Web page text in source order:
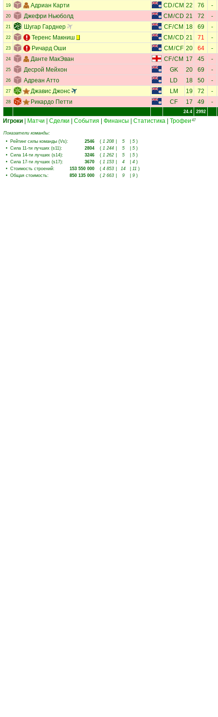
19 Адриан Карти CD/CM 22 76 -
20 Джефри Ньюболд CM /CD 21 72 -
21 Шугар Гарднер CF/CM 18 69 -
22 Теренс Макниш CM /CD 21 71 -
23 Ричард Оши CM /CF 20 64 -
24 Данте МакЭван CF/CM 17 45 -
25 Десрой Мейхон GK 20 69 -
26 Адреан Атто LD 18 50 -
27 Джавис Джонс LM 19 72 -
28 Рикардо Петти CF 17 49 -
24.4 2992
Игроки Матчи Сделки События Финансы Статистика Трофеи 47
Показатели команды:
• Рейтинг силы команды (Vs): 2546 ( 1 208 5 5 )
• Сила 11-ти лучших (s11): 2804 ( 1 244 5 5 )
• Сила 14-ти лучших (s14): 3246 ( 1 262 5 5 )
• Сила 17-ти лучших (s17): 3670 ( 1 153 4 4 )
• Стоимость строений: 153 550 000 ( 4 853 14 11 )
• Общая стоимость: 850 135 000 ( 2 663 9 9 )